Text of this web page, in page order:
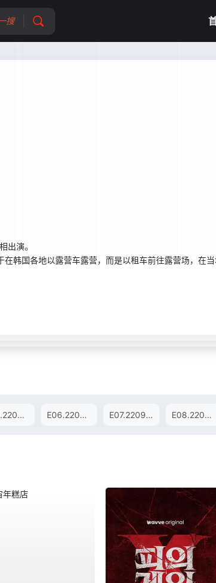
搜
演。
国各地以露营车露营，而是以租车前往露营场，在
E05.220831 E06.220907 E07.220914 E08.220921